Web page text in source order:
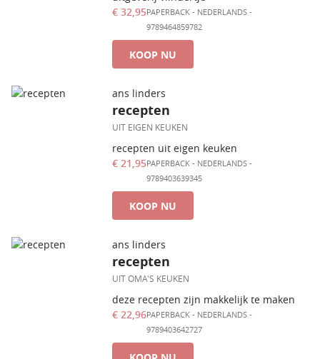
€ 32,95PAPERBACK - NEDERLANDS -
9789464859782
KOOP NU
ans linders
recepten
UIT EIGEN KEUKEN
recepten uit eigen keuken
€ 21,95PAPERBACK - NEDERLANDS -
9789403639345
KOOP NU
ans linders
recepten
UIT OMA'S KEUKEN
deze recepten zijn makkelijk te maken
€ 22,96PAPERBACK - NEDERLANDS -
9789403642727